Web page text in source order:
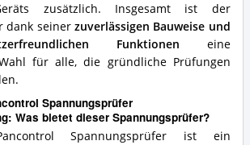
zusätzlich. Insgesamt ist der
dank seiner zuverlässigen Bauweise und
Funktionen eine
für alle, die gründliche Prüfungen
Spannungsprüfer
Was bietet dieser Spannungsprüfer?
Spannungsprüfer ist ein